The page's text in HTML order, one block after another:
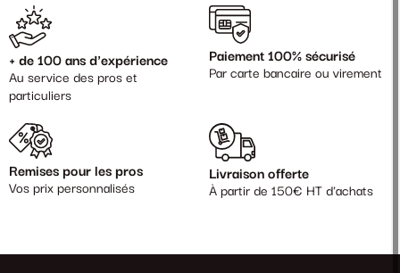
+ de 100 ans d'expérience
Au service des pros et
particuliers
Paiement 100% sécurisé
Par carte bancaire ou virement
Remises pour les pros
Vos prix personnalisés
Livraison offerte
À partir de 150€ HT d'achats